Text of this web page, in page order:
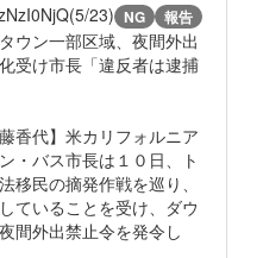
23) NG 報告
ウン一部区域、夜間外出
受け市長「違反者は逮捕
香代】米カリフォルニア
・バス市長は１０日、ト
移民の摘発作戦を巡り、
ていることを受け、ダウ
間外出禁止令を発令し